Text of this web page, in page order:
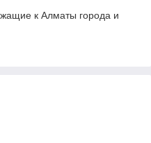
к Алматы города и